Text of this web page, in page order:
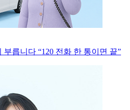
부릅니다 “120 전화 한 통이면 끝”